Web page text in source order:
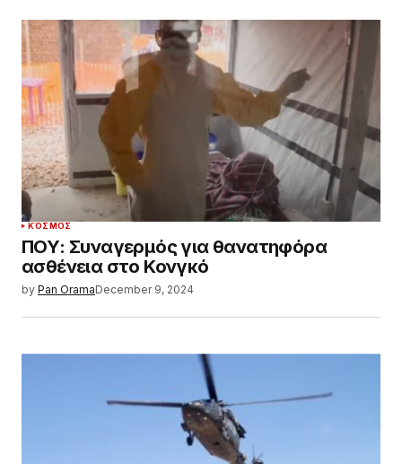
ΚΌΣΜΟΣ
ΠΟΥ: Συναγερμός για θανατηφόρα
ασθένεια στο Κονγκό
by Pan OramaDecember 9, 2024